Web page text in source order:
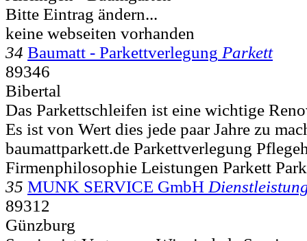
Bitte Eintrag ändern...
keine webseiten vorhanden
34 Baumatt - Parkettverlegung Parkett
89346
Bibertal
Das Parkettschleifen ist eine wichtige
Es ist von Wert dies jede paar Jahre zu
baumattparkett.de Parkettverlegung
Firmenphilosophie Leistungen Parkett
35 MUNK SERVICE GmbH
89312
Günzburg